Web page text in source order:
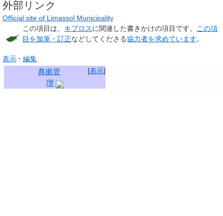
外部リンク
Official site of Limassol Municipality
この項目は、 キプロスに関連した書きかけの項目 です。 この項
目を加筆・訂正などしてくださる協力者を求めています。
表示
編集
[表示]
典拠管
理